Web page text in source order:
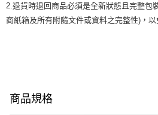
2.退貨時退回商品必須是全新狀態且完整包
商紙箱及所有附隨文件或資料之完整性)，以
商品規格